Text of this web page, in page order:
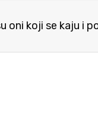
oni koji se kaju i